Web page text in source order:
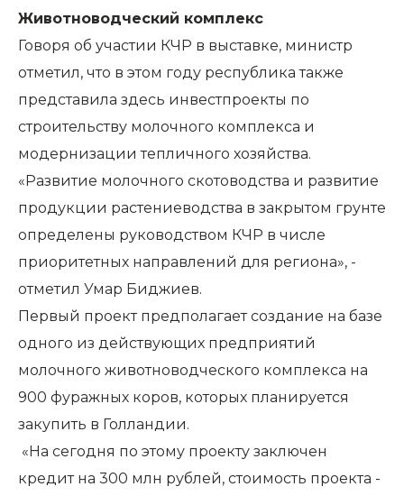
Животноводческий комплекс
Говоря об участии КЧР в выставке, министр
отметил, что в этом году республика также
представила здесь инвестпроекты по
строительству молочного комплекса и
модернизации тепличного хозяйства.
«Развитие молочного скотоводства и развитие
продукции растениеводства в закрытом грунте
определены руководством КЧР в числе
приоритетных направлений для региона», -
отметил Умар Биджиев.
Первый проект предполагает создание на базе
одного из действующих предприятий
молочного животноводческого комплекса на
900 фуражных коров, которых планируется
закупить в Голландии.
«На сегодня по этому проекту заключен
кредит на 300 млн рублей, стоимость проекта -